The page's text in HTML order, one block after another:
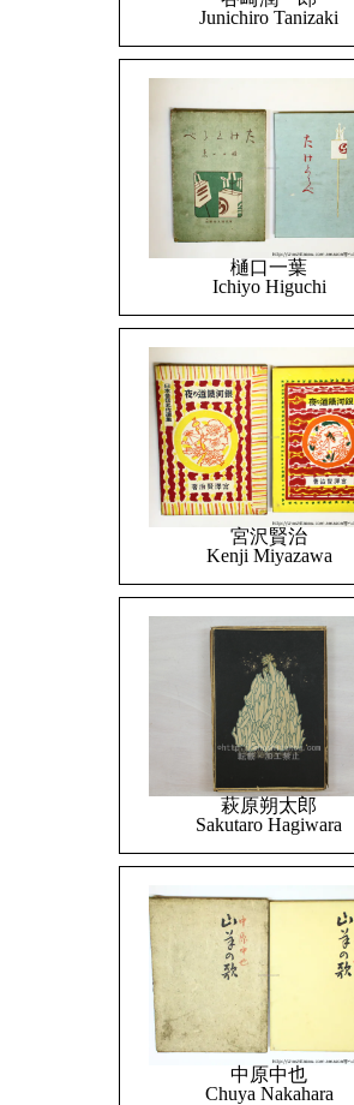
Junichiro Tanizaki
樋口一葉
Ichiyo Higuchi
宮沢賢治
Kenji Miyazawa
萩原朔太郎
Sakutaro Hagiwara
中原中也
Chuya Nakahara